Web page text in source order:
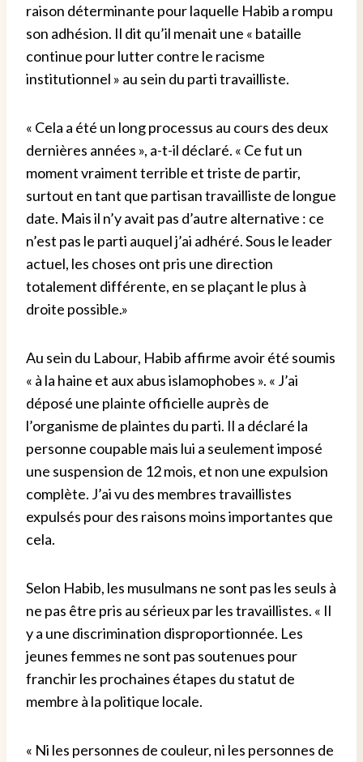
raison déterminante pour laquelle Habib a rompu
son adhésion. Il dit qu’il menait une « bataille
continue pour lutter contre le racisme
institutionnel » au sein du parti travailliste.
« Cela a été un long processus au cours des deux
dernières années », a-t-il déclaré. « Ce fut un
moment vraiment terrible et triste de partir,
surtout en tant que partisan travailliste de longue
date. Mais il n’y avait pas d’autre alternative : ce
n’est pas le parti auquel j’ai adhéré. Sous le leader
actuel, les choses ont pris une direction
totalement différente, en se plaçant le plus à
droite possible.»
Au sein du Labour, Habib affirme avoir été soumis
« à la haine et aux abus islamophobes ». « J’ai
déposé une plainte officielle auprès de
l’organisme de plaintes du parti. Il a déclaré la
personne coupable mais lui a seulement imposé
une suspension de 12 mois, et non une expulsion
complète. J’ai vu des membres travaillistes
expulsés pour des raisons moins importantes que
cela.
Selon Habib, les musulmans ne sont pas les seuls à
ne pas être pris au sérieux par les travaillistes. « Il
y a une discrimination disproportionnée. Les
jeunes femmes ne sont pas soutenues pour
franchir les prochaines étapes du statut de
membre à la politique locale.
« Ni les personnes de couleur, ni les personnes de